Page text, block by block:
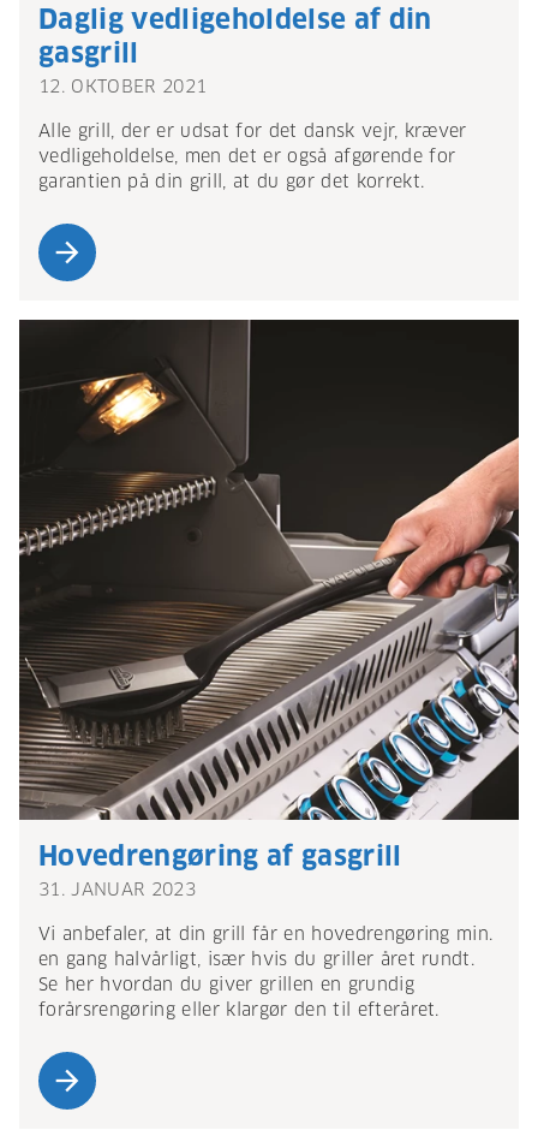
Daglig vedligeholdelse af din
gasgrill
12. OKTOBER 2021
Alle grill, der er udsat for det dansk vejr, kræver
vedligeholdelse, men det er også afgørende for
garantien på din grill, at du gør det korrekt.
arrow_forward
Hovedrengøring af gasgrill
31. JANUAR 2023
Vi anbefaler, at din grill får en hovedrengøring min.
en gang halvårligt, især hvis du griller året rundt.
Se her hvordan du giver grillen en grundig
forårsrengøring eller klargør den til efteråret.
arrow_forward